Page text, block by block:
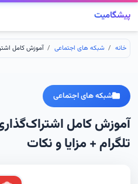
پیشگامیت
خانه شبکه های اجتماعی آموزش کامل اشتراک‌گذاری لوکیشن
شبکه های اجتماعی
آموزش کامل
تلگرام + مزایا و نکات